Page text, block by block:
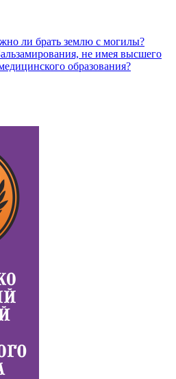
ли брать землю с могилы?
не имея высшего
образования?